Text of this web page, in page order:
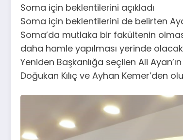
Soma için beklentilerini açıkladı
Soma için beklentilerini de belirten
Soma’da mutlaka bir fakültenin
daha hamle yapılması yerinde
Yeniden Başkanlığa seçilen Ali
Doğukan Kılıç ve Ayhan Kemer’den